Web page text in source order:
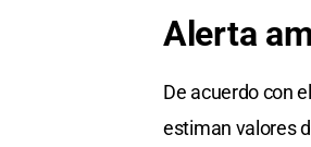
Alerta
De acuerdo con
estiman valores